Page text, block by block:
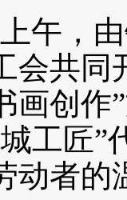
午，
会共同
画创作
工匠”
动者的